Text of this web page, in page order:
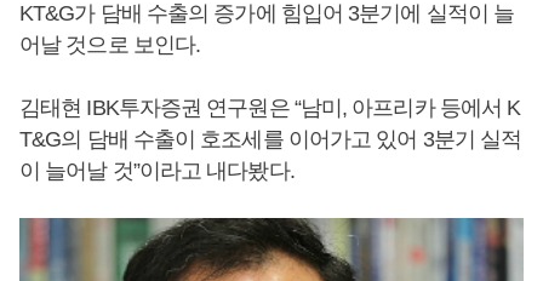
KT&G가 담배 수출의 증가에 힘입어 3분기에 실적이 늘
어날 것으로 보인다.
김태현 IBK투자증권 연구원은 “남미, 아프리카 등에서 K
T&G의 담배 수출이 호조세를 이어가고 있어 3분기 실적
이 늘어날 것”이라고 내다봤다.